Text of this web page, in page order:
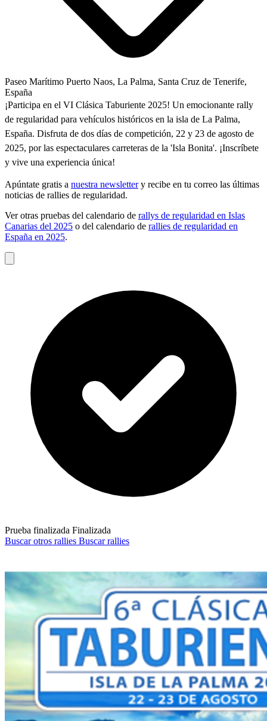
Paseo Marítimo Puerto Naos, La Palma, Santa Cruz de Tenerife,
España
¡Participa en el VI Clásica Taburiente 2025! Un emocionante rally
de regularidad para vehículos históricos en la isla de La Palma,
España. Disfruta de dos días de competición, 22 y 23 de agosto de
2025, por las espectaculares carreteras de la 'Isla Bonita'. ¡Inscríbete
y vive una experiencia única!
Apúntate gratis a nuestra newslettery recibe en tu correo las últimas
noticias de rallies de regularidad.
Ver otras pruebas del calendario de rallys de regularidad en Islas
Canarias del 2025 o del calendario de rallies de regularidad en
España en 2025.
Prueba finalizada Finalizada
Buscar otros rallies Buscar rallies